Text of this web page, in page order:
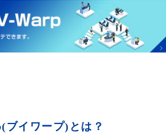
ブイワープ)とは？